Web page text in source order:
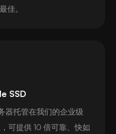
佳。
SSD
器托管在我们的企业级
可提供 10 倍可靠、快如